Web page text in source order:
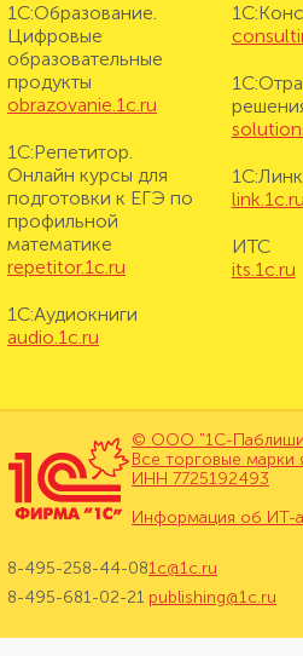
1С:Образование.
Цифровые
образовательные
продукты
obrazovanie.1c.ru
1С:Репетитор.
Онлайн курсы для
подготовки к ЕГЭ по
профильной
математике
repetitor.1c.ru
1С:Аудиокниги
audio.1c.ru
1С:Линк
link.1c.ru
ИТС
its.1c.ru
© ООО "1С-
Все торговые марки
ИНН 7725192493
Информация об ИТ-
8-495-258-44-08
8-495-681-02-21
1c@1c.ru
publishing@1c.ru